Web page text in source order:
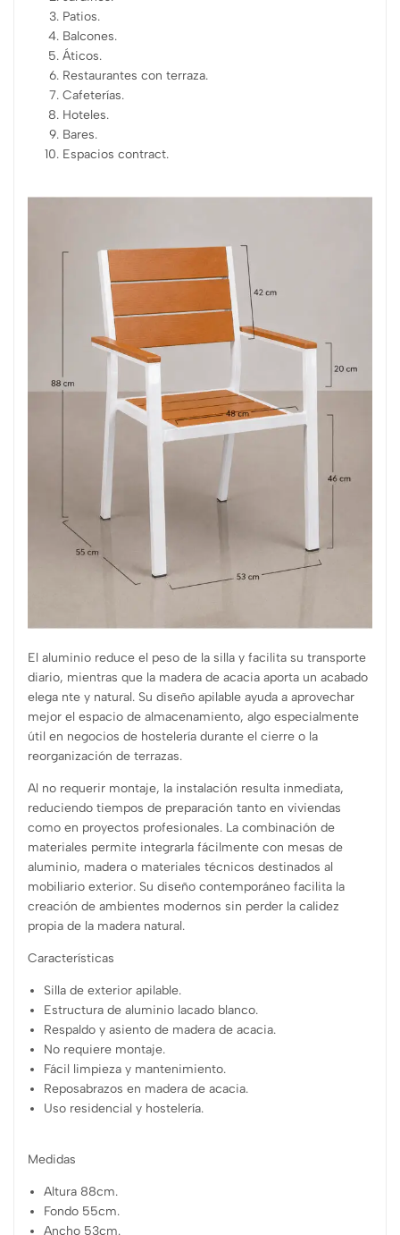
Patios.
Balcones.
Áticos.
Restaurantes con terraza.
Cafeterías.
Hoteles.
Bares.
Espacios contract.
El aluminio reduce el peso de la silla y facilita su transporte
diario, mientras que la madera de acacia aporta un acabado
elega nte y natural. Su diseño apilable ayuda a aprovechar
mejor el espacio de almacenamiento, algo especialmente
útil en negocios de hostelería durante el cierre o la
reorganización de terrazas.
Al no requerir montaje, la instalación resulta inmediata,
reduciendo tiempos de preparación tanto en viviendas
como en proyectos profesionales. La combinación de
materiales permite integrarla fácilmente con mesas de
aluminio, madera o materiales técnicos destinados al
mobiliario exterior. Su diseño contemporáneo facilita la
creación de ambientes modernos sin perder la calidez
propia de la madera natural.
Características
Silla de exterior apilable.
Estructura de aluminio lacado blanco.
Respaldo y asiento de madera de acacia.
No requiere montaje.
Fácil limpieza y mantenimiento.
Reposabrazos en madera de acacia.
Uso residencial y hostelería.
Medidas
Altura 88cm.
Fondo 55cm.
Ancho 53cm.